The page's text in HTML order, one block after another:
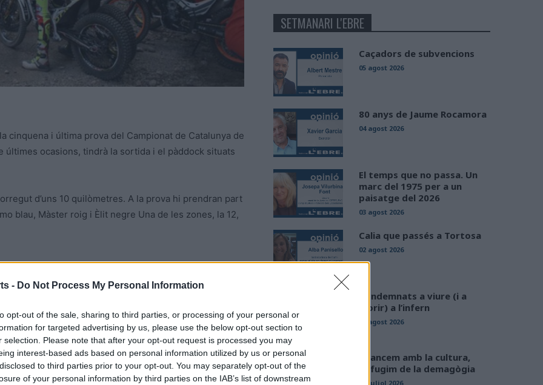
- Do Not Process My Personal Information
opt-out of the sale, sharing to third parties, or processing of your personal or
for targeted advertising by us, please use the below opt-out section to
selection. Please note that after your opt-out request is processed you may
interest-based ads based on personal information utilized by us or personal
to third parties prior to your opt-out. You may separately opt-out of the
of your personal information by third parties on the IAB’s list of downstream
cinquena i última prova del Campionat de Catalunya de
últimes ocasions, tindrà la sortida i el pàddock situats
d’uns 10 quilòmetres. A la prova hi prendran part
blau, Màster roig i Èlit negre Una de les zones, la 12,
Article següent
SETMANARI L'EBRE
Caçadors de subvencions
05 agost 2026
80 anys de Jaume Rocamora
04 agost 2026
El temps que no passa. Un
marc del 1975 per a un
paisatge del 2026
03 agost 2026
Calia que passés a Tortosa
02 agost 2026
Condemnats a viure (i a
morir) a l’infern
01 agost 2026
Avancem amb la cultura,
defugim de la demagògia
31 juliol 2026